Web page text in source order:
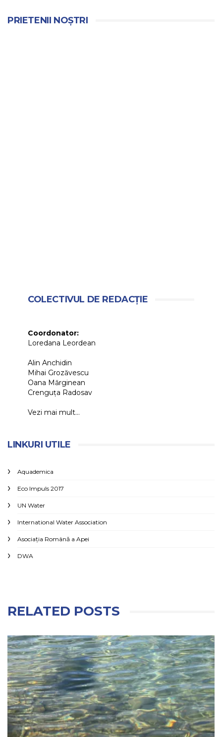
PRIETENII NOȘTRI
COLECTIVUL DE REDACȚIE
Coordonator:
Loredana Leordean
Alin Anchidin
Mihai Grozăvescu
Oana Mărginean
Crenguța Radosav
Vezi mai mult...
LINKURI UTILE
Aquademica
Eco Impuls 2017
UN Water
International Water Association
Asociaţia Română a Apei
DWA
RELATED POSTS